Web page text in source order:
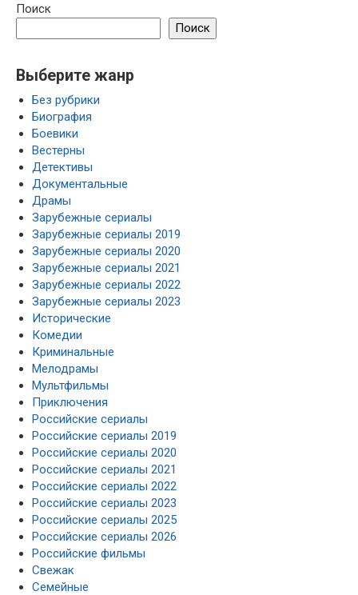
Поиск
Поиск
Выберите жанр
Без рубрики
Биография
Боевики
Вестерны
Детективы
Документальные
Драмы
Зарубежные сериалы
Зарубежные сериалы 2019
Зарубежные сериалы 2020
Зарубежные сериалы 2021
Зарубежные сериалы 2022
Зарубежные сериалы 2023
Исторические
Комедии
Криминальные
Мелодрамы
Мультфильмы
Приключения
Российские сериалы
Российские сериалы 2019
Российские сериалы 2020
Российские сериалы 2021
Российские сериалы 2022
Российские сериалы 2023
Российские сериалы 2025
Российские сериалы 2026
Российские фильмы
Свежак
Семейные